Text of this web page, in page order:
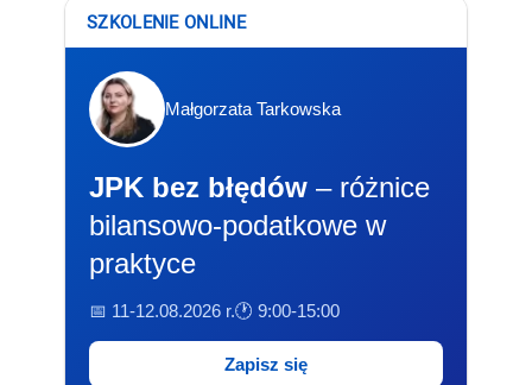
SZKOLENIE ONLINE
Małgorzata Tarkowska
JPK bez błędów – różnice
bilansowo-podatkowe w
praktyce
📅 11-12.08.2026 r.🕐 9:00-15:00
Zapisz się